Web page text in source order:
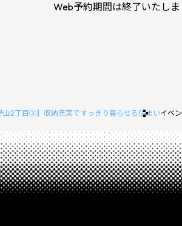
Web予約期間は終了いたしま
山2丁目③】収納充実ですっきり暮らせる住まいイベ